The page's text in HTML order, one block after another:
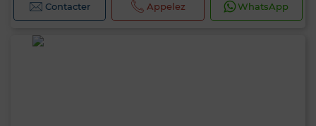
Contacter Appelez WhatsApp